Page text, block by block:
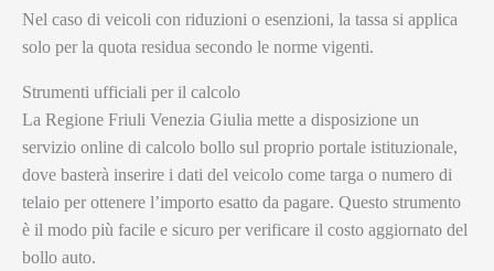
Nel caso di veicoli con riduzioni o esenzioni, la tassa si applica
solo per la quota residua secondo le norme vigenti.
Strumenti ufficiali per il calcolo
La Regione Friuli Venezia Giulia mette a disposizione un
servizio online di calcolo bollo sul proprio portale istituzionale,
dove basterà inserire i dati del veicolo come targa o numero di
telaio per ottenere l’importo esatto da pagare. Questo strumento
è il modo più facile e sicuro per verificare il costo aggiornato del
bollo auto.